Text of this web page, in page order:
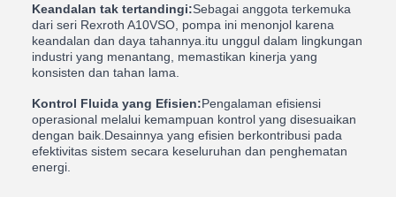
Keandalan tak tertandingi:Sebagai anggota terkemuka
dari seri Rexroth A10VSO, pompa ini menonjol karena
keandalan dan daya tahannya.itu unggul dalam lingkungan
industri yang menantang, memastikan kinerja yang
konsisten dan tahan lama.
Kontrol Fluida yang Efisien:Pengalaman efisiensi
operasional melalui kemampuan kontrol yang disesuaikan
dengan baik.Desainnya yang efisien berkontribusi pada
efektivitas sistem secara keseluruhan dan penghematan
energi.